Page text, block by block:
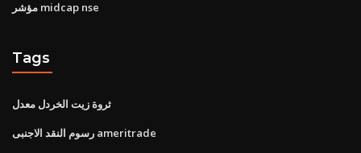
مؤشر midcap nse
Tags
ثروة زيت الخردل معدل
رسوم النقد الاجنبى ameritrade